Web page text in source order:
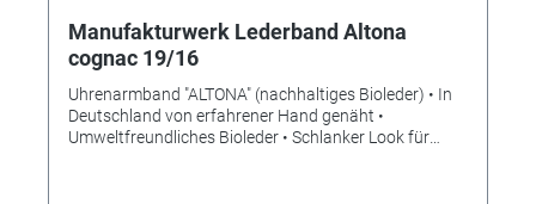
Manufakturwerk Lederband Altona
cognac 19/16
Uhrenarmband "ALTONA" (nachhaltiges Bioleder) • In
Deutschland von erfahrener Hand genäht •
Umweltfreundliches Bioleder • Schlanker Look für